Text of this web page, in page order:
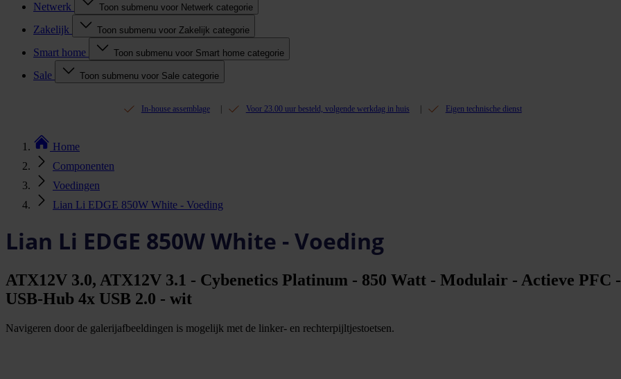
Netwerk Toon submenu voor Netwerk categorie
Zakelijk Toon submenu voor Zakelijk categorie
Smart home Toon submenu voor Smart home categorie
Sale Toon submenu voor Sale categorie
In-house assemblage Voor 23.00 uur besteld, volgende werkdag in huis Eigen technische dienst
Home
Componenten
Voedingen
Lian Li EDGE 850W White - Voeding
Lian Li EDGE 850W White - Voeding
ATX12V 3.0, ATX12V 3.1 - Cybenetics Platinum - 850 Watt - Modulair - Actieve
USB-Hub 4x USB 2.0 - wit
Navigeren door de galerijafbeeldingen is mogelijk met de linker- en rechterpijltjestoetsen.